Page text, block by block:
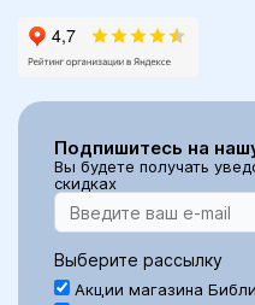
Подпишитесь на
Вы будете получать
скидках
Выберите рассылку
Акции магазина